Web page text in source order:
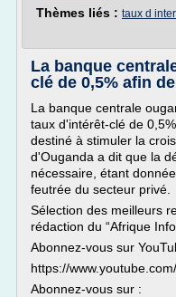
Thèmes liés : taux d
La banque
clé de 0,5% afin
La banque centrale
taux d'intérêt-clé de
destiné à stimuler la
d'Ouganda a dit que la
nécessaire, étant
feutrée du secteur privé.
Sélection des meilleurs
rédaction du “Afrique
Abonnez-vous sur
https://
Abonnez-vous sur :